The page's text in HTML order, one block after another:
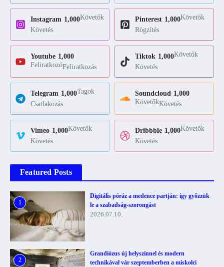
Instagram 1,000Követők
Követés
Pinterest 1,000Követők
Rögzítés
Youtube 1,000
FeliratkozóFeliratkozás
Tiktok 1,000Követők
Követés
Telegram 1,000Tagok
Csatlakozás
Soundcloud 1,000
KövetőkKövetés
Vimeo 1,000Követők
Követés
Dribbble 1,000Követők
Követés
Featured Posts
1
Digitális póráz a medence partján: így győzzük
le a szabadság-szorongást
2026.07.10.
2
Grandiózus új helyszínnel és modern
technikával vár szeptemberben a miskolci